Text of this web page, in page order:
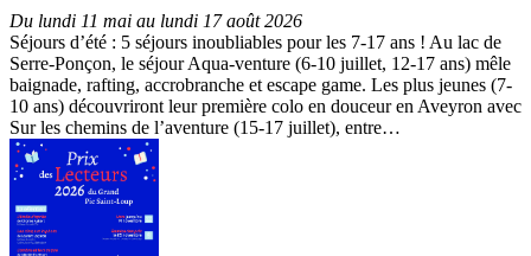
Du lundi 11 mai au lundi 17 août 2026
Séjours d’été : 5 séjours inoubliables pour les 7-17 ans ! Au lac de
Serre-Ponçon, le séjour Aqua-venture (6-10 juillet, 12-17 ans) mêle
baignade, rafting, accrobranche et escape game. Les plus jeunes (7-
10 ans) découvriront leur première colo en douceur en Aveyron avec
Sur les chemins de l’aventure (15-17 juillet), entre…